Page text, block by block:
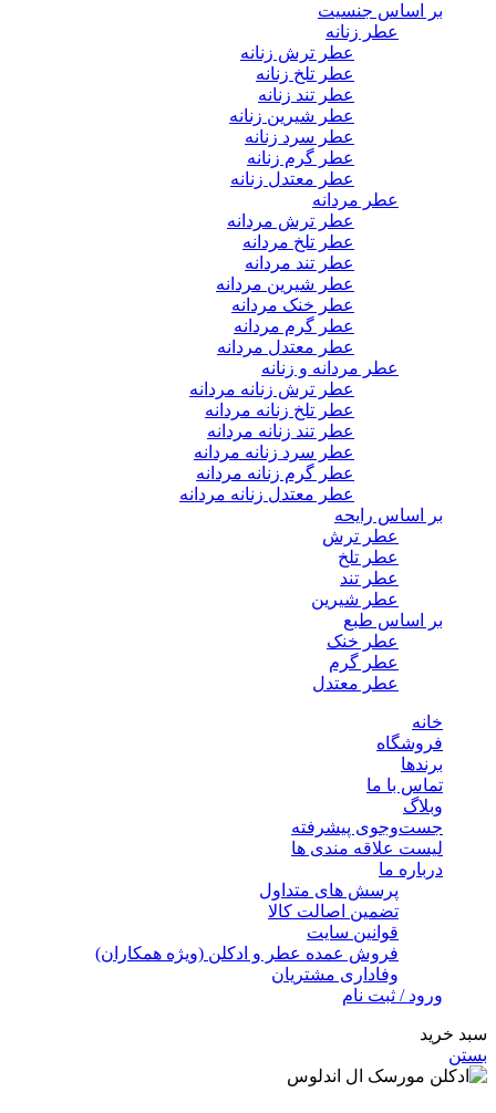
بر اساس جنسیت
عطر زنانه
عطر ترش زنانه
عطر تلخ زنانه
عطر تند زنانه
عطر شیرین زنانه
عطر سرد زنانه
عطر گرم زنانه
عطر معتدل زنانه
عطر مردانه
عطر ترش مردانه
عطر تلخ مردانه
عطر تند مردانه
عطر شیرین مردانه
عطر خنک مردانه
عطر گرم مردانه
عطر معتدل مردانه
عطر مردانه و زنانه
عطر ترش زنانه مردانه
عطر تلخ زنانه مردانه
عطر تند زنانه مردانه
عطر سرد زنانه مردانه
عطر گرم زنانه مردانه
عطر معتدل زنانه مردانه
بر اساس رایحه
عطر ترش
عطر تلخ
عطر تند
عطر شیرین
بر اساس طبع
عطر خنک
عطر گرم
عطر معتدل
خانه
فروشگاه
برندها
تماس با ما
وبلاگ
جست‌وجوی پیشرفته
لیست علاقه مندی ها
درباره ما
پرسش های متداول
تضمین اصالت کالا
قوانین سایت
فروش عمده عطر و ادکلن (ویژه همکاران)
وفاداری مشتریان
ورود / ثبت نام
سبد خرید
بستن